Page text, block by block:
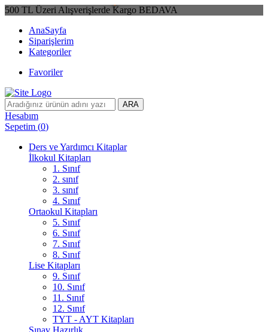
500 TL Üzeri Alışverişlerde Kargo BEDAVA
AnaSayfa
Siparişlerim
Kategoriler
Favoriler
ARA
Hesabım
Sepetim (0)
Ders ve Yardımcı Kitaplar
İlkokul Kitapları
1. Sınıf
2. sınıf
3. sınıf
4. Sınıf
Ortaokul Kitapları
5. Sınıf
6. Sınıf
7. Sınıf
8. Sınıf
Lise Kitapları
9. Sınıf
10. Sınıf
11. Sınıf
12. Sınıf
TYT - AYT Kitapları
Sınav Hazırlık